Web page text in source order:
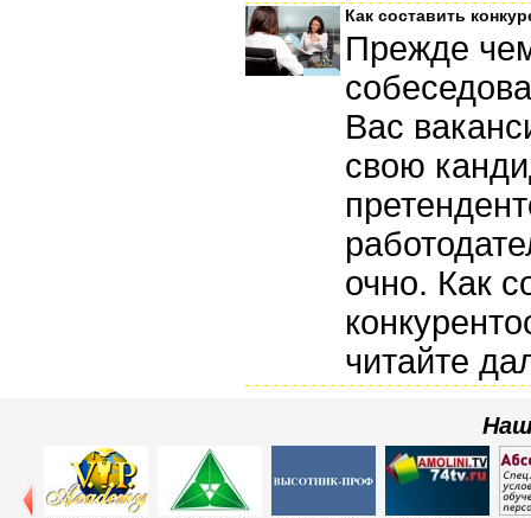
Как составить
Прежде
Вас
свою
очно. Как
читайте